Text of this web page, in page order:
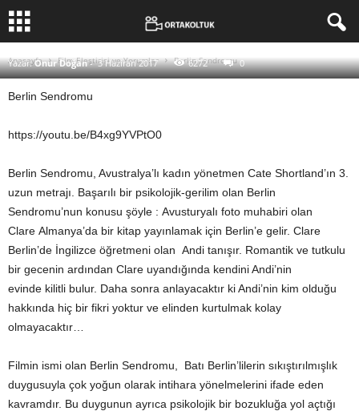
Anasayfa Film Eleştirisi ve Yorumlar Berlin Sendromu
Berlin Sendromu
Yazar: Onur Doğan- 3 Haziran 2017 6272 0
Berlin Sendromu
https://youtu.be/B4xg9YVPtO0
Berlin Sendromu, Avustralya’lı kadın yönetmen Cate Shortland’ın 3.
uzun metrajı. Başarılı bir psikolojik-gerilim olan Berlin
Sendromu’nun konusu şöyle : Avusturyalı foto muhabiri olan
Clare Almanya’da bir kitap yayınlamak için Berlin’e gelir. Clare
Berlin’de İngilizce öğretmeni olan Andi tanışır. Romantik ve tutkulu
bir gecenin ardından Clare uyandığında kendini Andi’nin
evinde kilitli bulur. Daha sonra anlayacaktır ki Andi’nin kim olduğu
hakkında hiç bir fikri yoktur ve elinden kurtulmak kolay
olmayacaktır…
Filmin ismi olan Berlin Sendromu, Batı Berlin’lilerin sıkıştırılmışlık
duygusuyla çok yoğun olarak intihara yönelmelerini ifade eden
kavramdır. Bu duygunun ayrıca psikolojik bir bozukluğa yol açtığı